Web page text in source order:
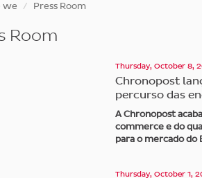
we Press Room
Room
Thursday, October 8,
Chronopost
percurso das
A Chronopost
commerce e do
para o mercado do
Thursday, October 1,